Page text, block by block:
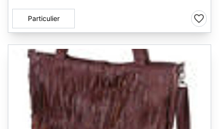
Particulier